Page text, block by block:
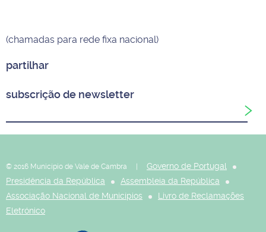
(chamadas para rede fixa nacional)
partilhar
subscrição de newsletter
© 2016 Município de Vale de Cambra |
Governo de Portugal
Presidência da República
Assembleia da República
Associação Nacional de Municípios
Livro de Reclamações
Eletrónico